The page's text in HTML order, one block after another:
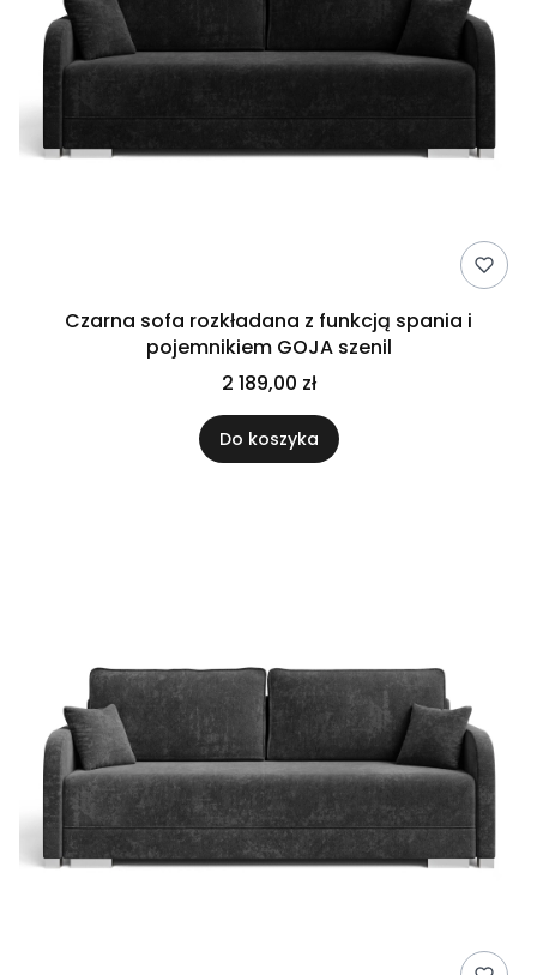
Czarna sofa rozkładana z funkcją spania i
pojemnikiem GOJA szenil
2 189,00 zł
Do koszyka